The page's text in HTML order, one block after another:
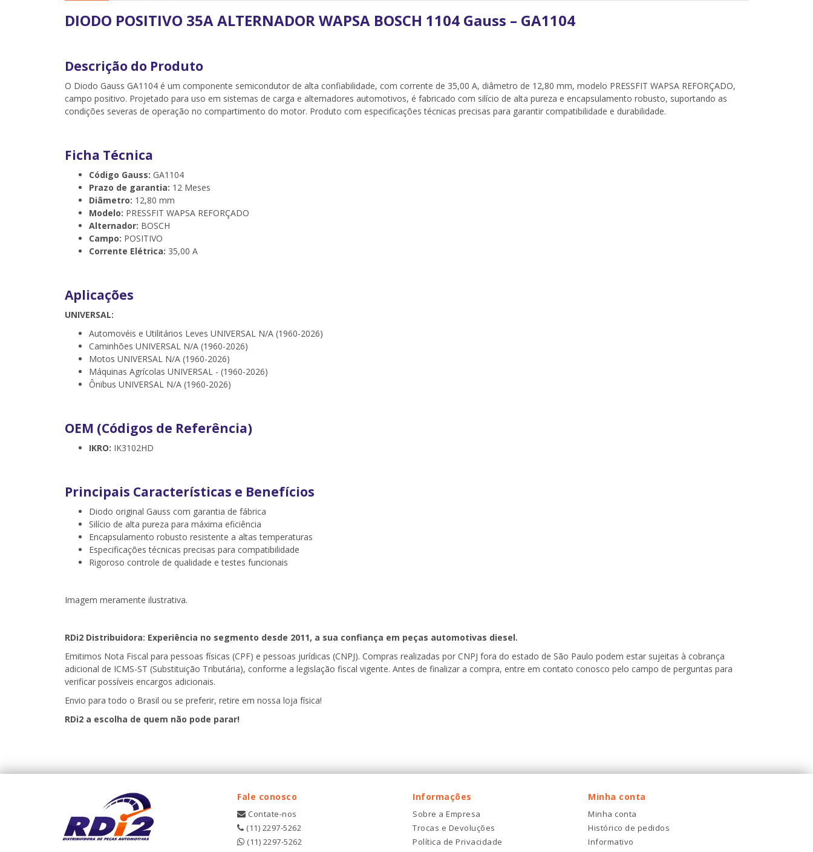
DIODO POSITIVO 35A ALTERNADOR WAPSA BOSCH 1104 Gauss – GA1104
Descrição do Produto
O Diodo Gauss GA1104 é um componente semicondutor de alta confiabilidade, com corrente de 35,00 A, diâmetro de 12,80 mm, modelo PRESSFIT WAPSA REFORÇADO,
campo positivo. Projetado para uso em sistemas de carga e alternadores automotivos, é fabricado com silício de alta pureza e encapsulamento robusto, suportando as
condições severas de operação no compartimento do motor. Produto com especificações técnicas precisas para garantir compatibilidade e durabilidade.
Ficha Técnica
Código Gauss: GA1104
Prazo de garantia: 12 Meses
Diâmetro: 12,80 mm
Modelo: PRESSFIT WAPSA REFORÇADO
Alternador: BOSCH
Campo: POSITIVO
Corrente Elétrica: 35,00 A
Aplicações
UNIVERSAL:
Automovéis e Utilitários Leves UNIVERSAL N/A (1960-2026)
Caminhões UNIVERSAL N/A (1960-2026)
Motos UNIVERSAL N/A (1960-2026)
Máquinas Agrícolas UNIVERSAL - (1960-2026)
Ônibus UNIVERSAL N/A (1960-2026)
OEM (Códigos de Referência)
IKRO: IK3102HD
Principais Características e Benefícios
Diodo original Gauss com garantia de fábrica
Silício de alta pureza para máxima eficiência
Encapsulamento robusto resistente a altas temperaturas
Especificações técnicas precisas para compatibilidade
Rigoroso controle de qualidade e testes funcionais
Imagem meramente ilustrativa.
RDi2 Distribuidora: Experiência no segmento desde 2011, a sua confiança em peças automotivas diesel.
Emitimos Nota Fiscal para pessoas físicas (CPF) e pessoas jurídicas (CNPJ). Compras realizadas por CNPJ fora do estado de São Paulo podem estar sujeitas à cobrança
adicional de ICMS-ST (Substituição Tributária), conforme a legislação fiscal vigente. Antes de finalizar a compra, entre em contato conosco pelo campo de perguntas para
verificar possíveis encargos adicionais.
Envio para todo o Brasil ou se preferir, retire em nossa loja física!
RDi2 a escolha de quem não pode parar!
Fale conosco
Contate-nos
(11) 2297-5262
(11) 2297-5262
Informações
Sobre a Empresa
Trocas e Devoluções
Política de Privacidade
Minha conta
Minha conta
Histórico de pedidos
Informativo